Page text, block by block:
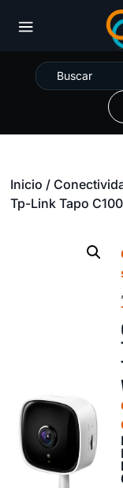
Inicio /
Tp-Link Tapo
,